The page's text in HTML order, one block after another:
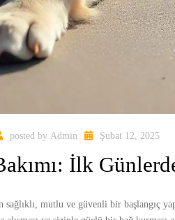
posted by Admin Şubat 12, 2025
İlk
mutlu ve güvenli bir başlangıç